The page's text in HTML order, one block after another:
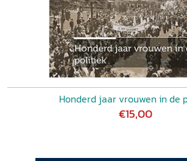
Honderd jaar vrouwen in de
€15,00